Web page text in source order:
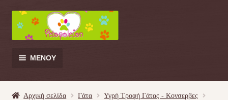
Απευθείας
μετάβαση
στην
πλοήγηση
Μετάβαση
σε
περιεχόμενο
ΜΕΝΟΎ
Αρχική σελίδα Γάτα
Υγρή Τροφή Γάτας - Kονσερβες